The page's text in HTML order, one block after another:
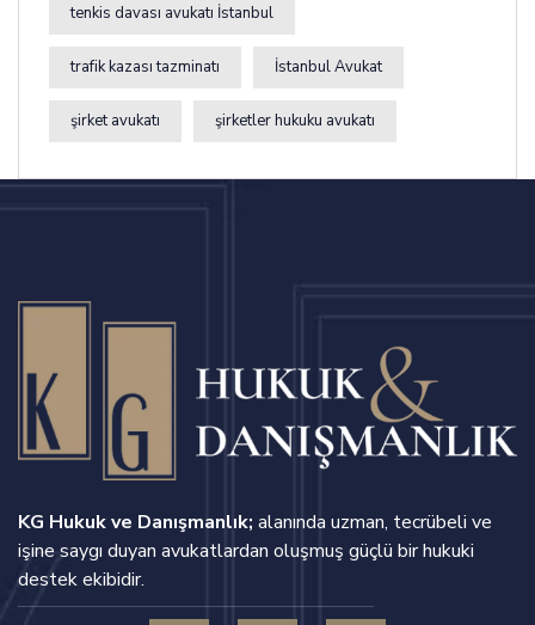
tenkis davası avukatı İstanbul
trafik kazası tazminatı İstanbul Avukat
şirket avukatı şirketler hukuku avukatı
KG Hukuk ve Danışmanlık; alanında uzman, tecrübeli ve
işine saygı duyan avukatlardan oluşmuş güçlü bir hukuki
destek ekibidir.